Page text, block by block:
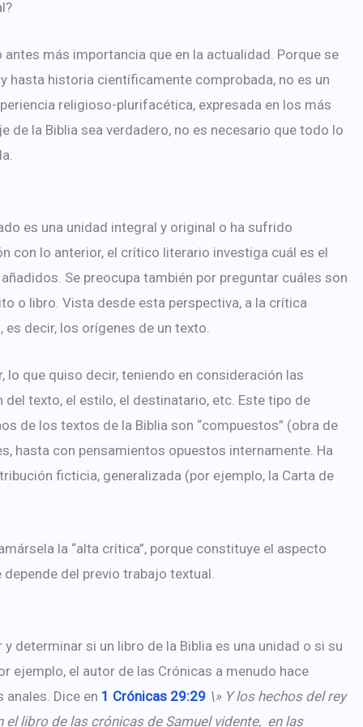
más importancia que en la actualidad. Porque se
hasta historia científicamente comprobada, no es un
religioso-plurifacética, expresada en los más
de la Biblia sea verdadero, no es necesario que todo lo
es una unidad integral y original o ha sufrido
con lo anterior, el crítico literario investiga cuál es el
Se preocupa también por preguntar cuáles son
o libro. Vista desde esta perspectiva, a la crítica
decir, los orígenes de un texto.
que quiso decir, teniendo en consideración las
texto, el estilo, el destinatario, etc. Este tipo de
de los textos de la Biblia son “compuestos” (obra de
hasta con pensamientos opuestos internamente. Ha
ficticia, generalizada (por ejemplo, la Carta de
la “alta crítica”, porque constituye el aspecto
del previo trabajo textual.
determinar si un libro de la Biblia es una unidad o si su
ejemplo, el autor de las Crónicas a menudo hace
Dice en 1 Crónicas 29:29 \» Y los hechos del rey
libro de las crónicas de Samuel vidente, en las